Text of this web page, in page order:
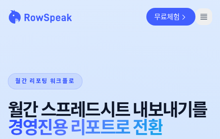
무료체험
월간 리포팅 워크플로
월간 스프레드시트 내보내기를
경영진용 리포트로 전환